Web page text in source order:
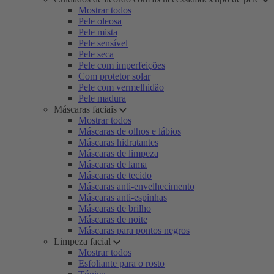
Mostrar todos
Pele oleosa
Pele mista
Pele sensível
Pele seca
Pele com imperfeições
Com protetor solar
Pele com vermelhidão
Pele madura
Máscaras faciais
Mostrar todos
Máscaras de olhos e lábios
Máscaras hidratantes
Máscaras de limpeza
Máscaras de lama
Máscaras de tecido
Máscaras anti-envelhecimento
Máscaras anti-espinhas
Máscaras de brilho
Máscaras de noite
Máscaras para pontos negros
Limpeza facial
Mostrar todos
Esfoliante para o rosto